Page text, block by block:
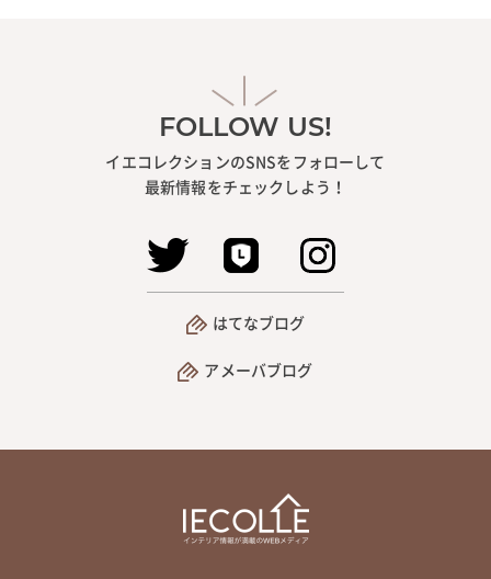
FOLLOW US!
イエコレクションのSNSをフォローして
最新情報をチェックしよう！
はてなブログ
アメーバブログ